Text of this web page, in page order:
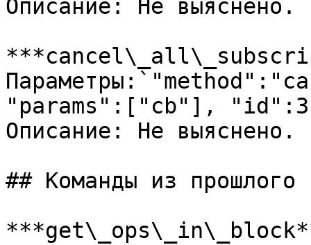
Описание: Не выяснено.
"params":["cb"],
Описание: Не выяснено.
## Команды из прошлого